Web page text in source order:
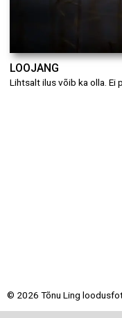
LOOJANG
Lihtsalt ilus võib ka olla. Ei
© 2026 Tõnu Ling